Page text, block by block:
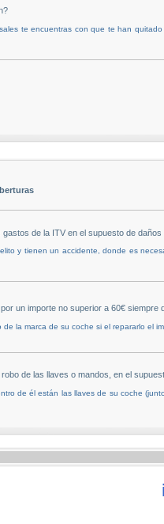
te encuentras con que te han quitado
de la ITV en el supuesto de
y tienen un accidente, donde es
un importe no superior a 60€
la marca de su coche si el repararlo el
de las llaves o mandos, en el
de él están las llaves de su coche